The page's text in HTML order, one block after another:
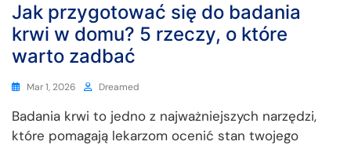
Jak przygotować się do badania
krwi w domu? 5 rzeczy, o które
warto zadbać
Mar 1, 2026 Dreamed
Badania krwi to jedno z najważniejszych narzędzi,
które pomagają lekarzom ocenić stan twojego